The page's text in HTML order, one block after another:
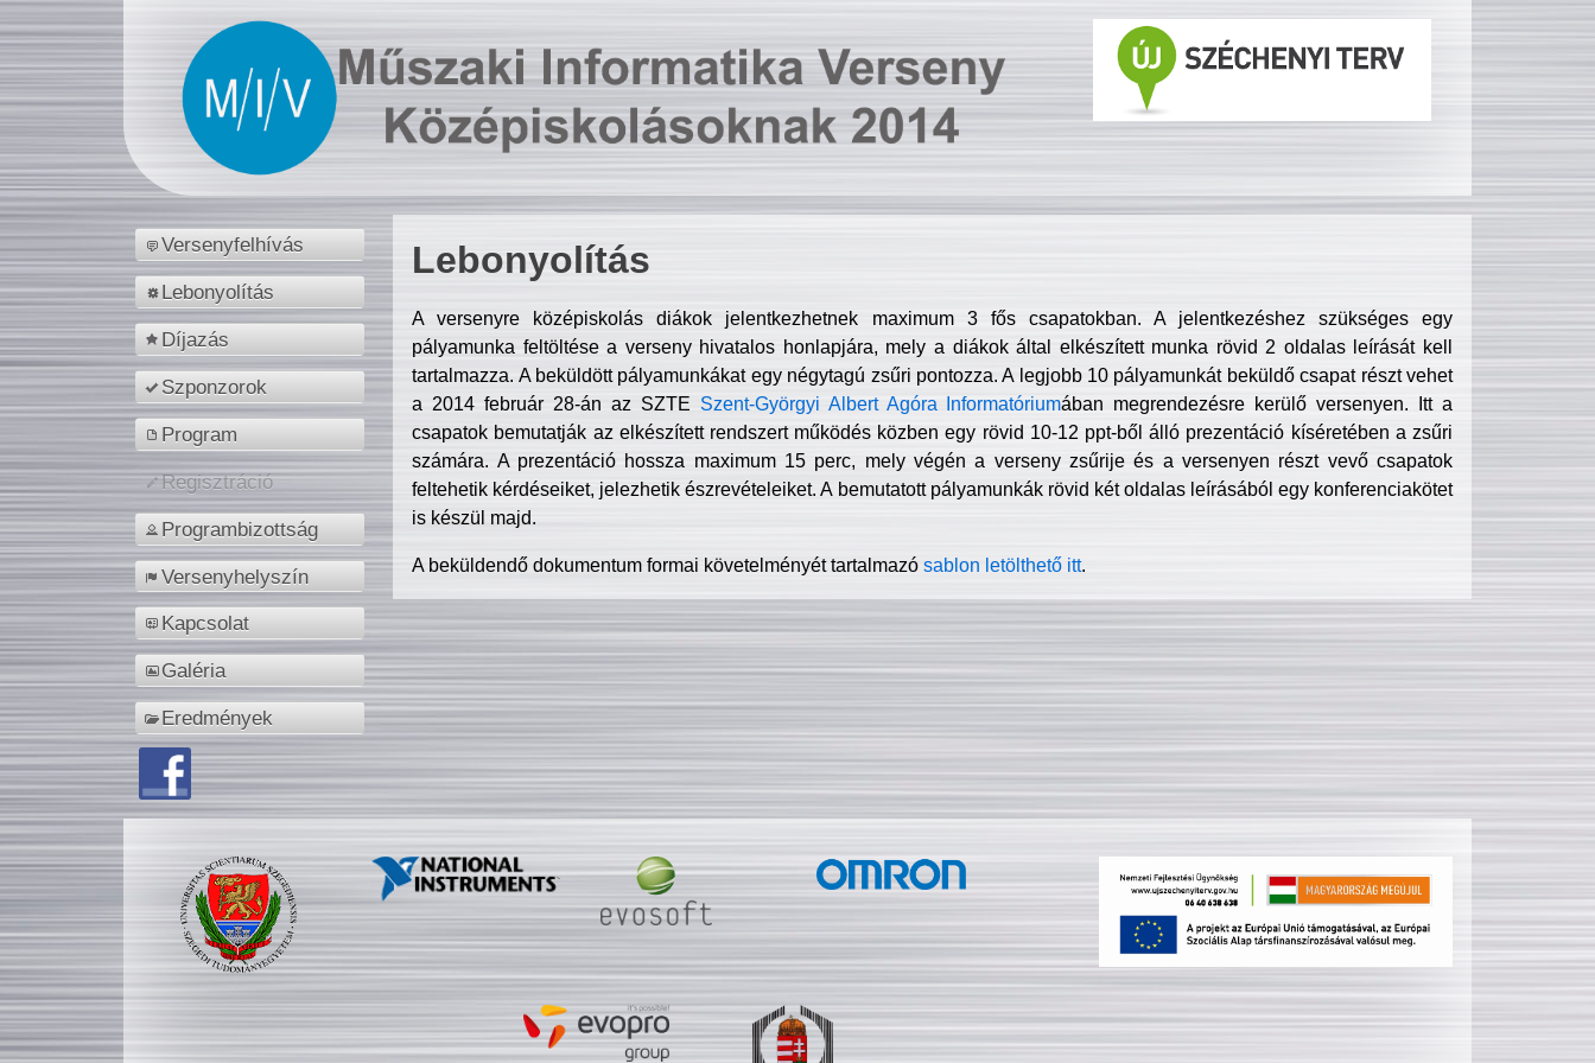
Versenyfelhívás
Lebonyolítás
Díjazás
Szponzorok
Program
Regisztráció
Programbizottság
Versenyhelyszín
Kapcsolat
Galéria
Eredmények
Lebonyolítás
A versenyre középiskolás diákok jelentkezhetnek maximum 3 fős csapatokban. A jelentkezéshez szükséges egy
pályamunka feltöltése a verseny hivatalos honlapjára, mely a diákok által elkészített munka rövid 2 oldalas leírását kell
tartalmazza. A beküldött pályamunkákat egy négytagú zsűri pontozza. A legjobb 10 pályamunkát beküldő csapat részt vehet
a 2014 február 28-án az SZTE Szent-Györgyi Albert Agóra Informatóriumában megrendezésre kerülő versenyen. Itt a
csapatok bemutatják az elkészített rendszert működés közben egy rövid 10-12 ppt-ből álló prezentáció kíséretében a zsűri
számára. A prezentáció hossza maximum 15 perc, mely végén a verseny zsűrije és a versenyen részt vevő csapatok
feltehetik kérdéseiket, jelezhetik észrevételeiket. A bemutatott pályamunkák rövid két oldalas leírásából egy konferenciakötet
is készül majd.
A beküldendő dokumentum formai követelményét tartalmazósablon letölthető itt.